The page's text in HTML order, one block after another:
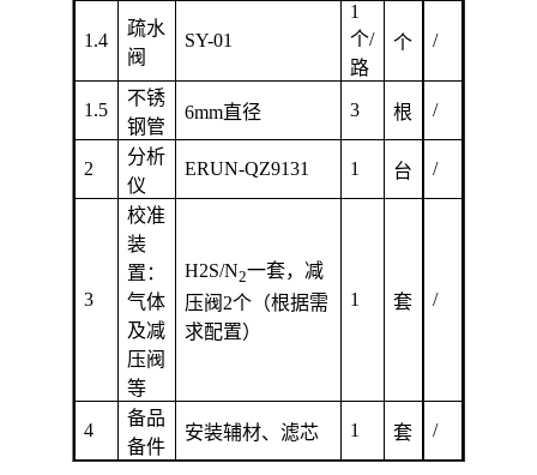
1.4
疏水
阀
SY-01
1
个/
路
个 /
1.5
不锈
钢管
6mm直径 3 根 /
2
分析
仪
ERUN-QZ9131 1 台 /
3
校准
装
置：
气体
及减
压阀
等
H2S/N2一套， 减
压阀2个（根据需
求配置）
1 套 /
4
备品
备件
安装辅材、滤芯 1 套 /